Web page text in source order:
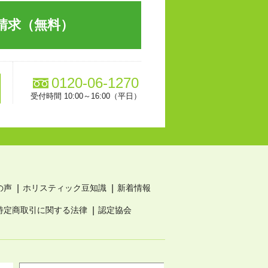
求（無料）
0120-06-1270
受付時間 10:00～16:00（平日）
声 ホリスティック豆知識 新着情報
定商取引に関する法律 認定協会